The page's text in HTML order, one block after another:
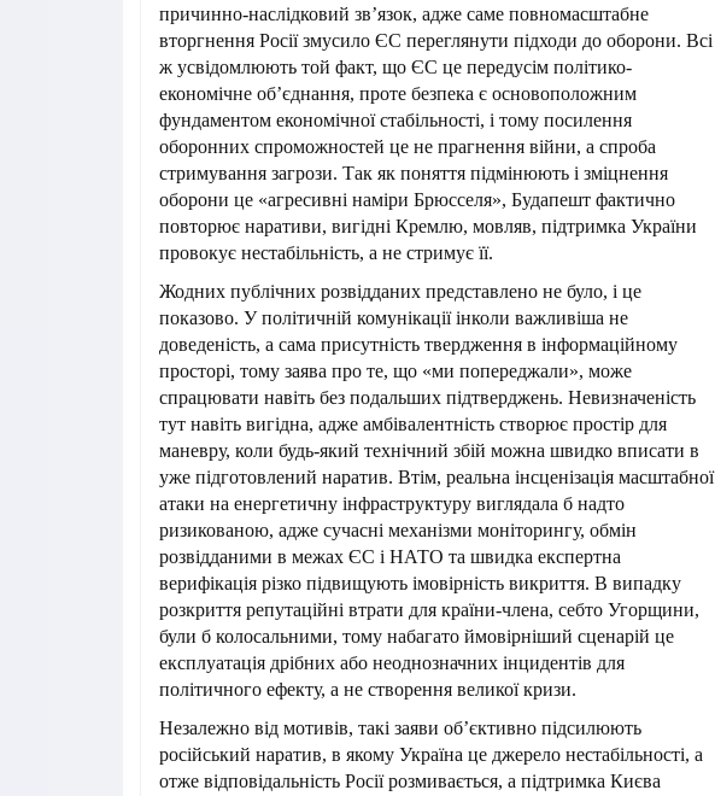
причинно-наслідковий зв’язок, адже саме повномасштабне
вторгнення Росії змусило ЄС переглянути підходи до оборони. Всі
ж усвідомлюють той факт, що ЄС це передусім політико-
економічне обʼєднання, проте безпека є основоположним
фундаментом економічної стабільності, і тому посилення
оборонних спроможностей це не прагнення війни, а спроба
стримування загрози. Так як поняття підмінюють і зміцнення
оборони це «агресивні наміри Брюсселя», Будапешт фактично
повторює наративи, вигідні Кремлю, мовляв, підтримка України
провокує нестабільність, а не стримує її.
Жодних публічних розвідданих представлено не було, і це
показово. У політичній комунікації інколи важливіша не
доведеність, а сама присутність твердження в інформаційному
просторі, тому заява про те, що «ми попереджали», може
спрацювати навіть без подальших підтверджень. Невизначеність
тут навіть вигідна, адже амбівалентність створює простір для
маневру, коли будь-який технічний збій можна швидко вписати в
уже підготовлений наратив. Втім, реальна інсценізація масштабної
атаки на енергетичну інфраструктуру виглядала б надто
ризикованою, адже сучасні механізми моніторингу, обмін
розвідданими в межах ЄС і НАТО та швидка експертна
верифікація різко підвищують імовірність викриття. В випадку
розкриття репутаційні втрати для країни-члена, себто Угорщини,
були б колосальними, тому набагато ймовірніший сценарій це
експлуатація дрібних або неоднозначних інцидентів для
політичного ефекту, а не створення великої кризи.
Незалежно від мотивів, такі заяви об’єктивно підсилюють
російський наратив, в якому Україна це джерело нестабільності, а
отже відповідальність Росії розмивається, а підтримка Києва